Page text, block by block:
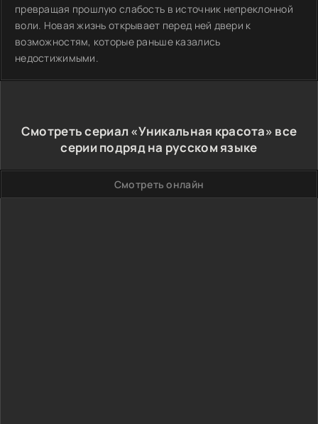
превращая прошлую слабость в источник непреклонной
воли. Новая жизнь открывает перед ней двери к
возможностям, которые раньше казались
недостижимыми.
Смотреть сериал «Уникальная красота» все
серии подряд на русском языке
Смотреть онлайн